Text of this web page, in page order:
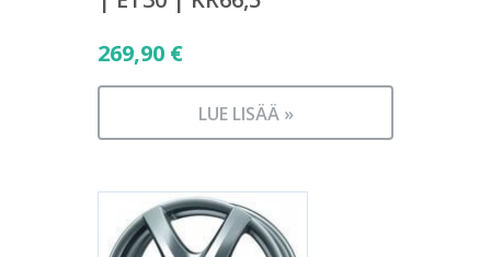
269,90 €
LUE LISÄÄ »